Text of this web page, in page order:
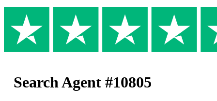
Search Agent #10805